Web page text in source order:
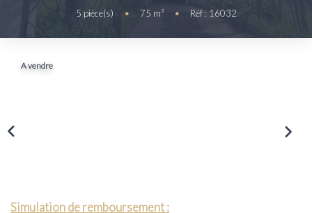
Gestion
Syndic
5 pièce(s) • 75 m² • Réf : 16032
A vendre
Simulation de remboursement :